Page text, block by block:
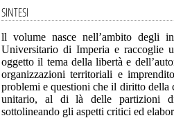
SINTESI
ll volume nasce nell’ambito degli
Universitario di Imperia e raccoglie
oggetto il tema della libertà e
organizzazioni territoriali e
problemi e questioni che il diritto della
unitario, al di là delle partizioni
sottolineando gli aspetti critici ed